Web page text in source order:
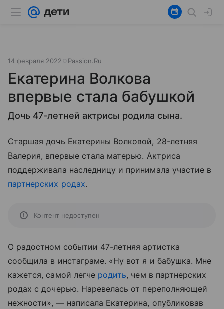
14 февраля 2022 Passion.Ru
Екатерина Волкова
впервые стала бабушкой
Дочь 47-летней актрисы родила сына.
Старшая дочь Екатерины Волковой, 28-летняя
Валерия, впервые стала матерью. Актриса
поддерживала наследницу и принимала участие в
партнерских родах.
Контент недоступен
О радостном событии 47-летняя артистка
сообщила в инстаграме. «Ну вот я и бабушка. Мне
кажется, самой легче родить, чем в партнерских
родах с дочерью. Наревелась от переполняющей
нежности», — написала Екатерина, опубликовав